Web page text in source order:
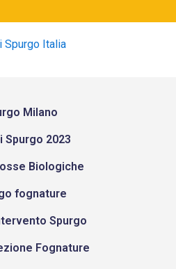
Spurgo Italia
Milano
Spurgo 2023
Biologiche
fognature
Spurgo
Fognature